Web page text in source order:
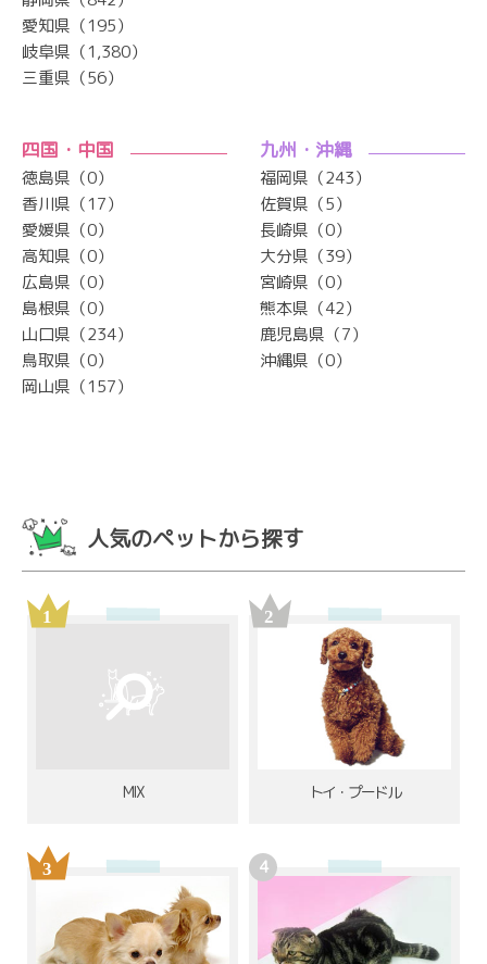
愛知県（195）
岐阜県（1,380）
三重県（56）
四国・中国
徳島県（0）
香川県（17）
愛媛県（0）
高知県（0）
広島県（0）
島根県（0）
山口県（234）
鳥取県（0）
岡山県（157）
九州・沖縄
福岡県（243）
佐賀県（5）
長崎県（0）
大分県（39）
宮崎県（0）
熊本県（42）
鹿児島県（7）
沖縄県（0）
人気のペットから探す
MIX トイ・プードル